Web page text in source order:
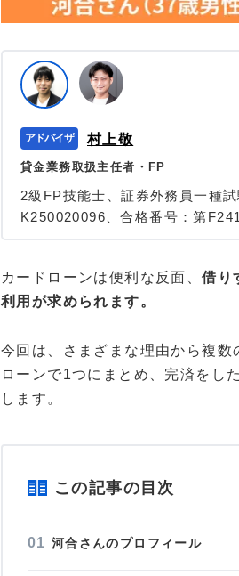
村上敬
貸金業務取扱主任者・FP
2級FP技能士、証券外務員一種
K250020096、合格番号：第
は計2000本以上。ローン利用者
識と事実に基づいた信頼性の高
カードローンは便利な反面、借り
利用が求められます。
今回は、さまざまな理由から複
ローンで1つにまとめ、完済をし
します。
この記事の目次
河合さんのプロフィール